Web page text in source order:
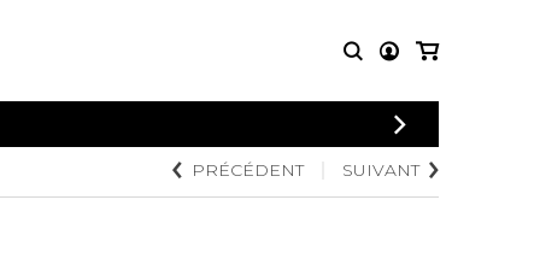
CONNEXION
PARTITIONS
POUR
AUTRES
PRODUITS
PRÉCÉDENT SUIVANT